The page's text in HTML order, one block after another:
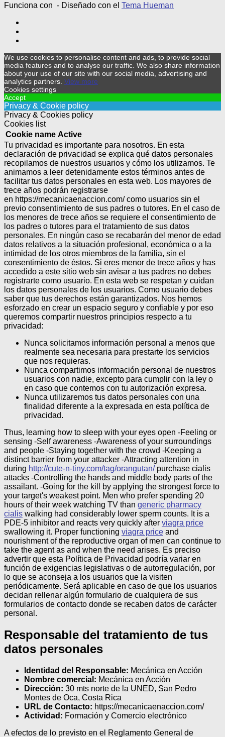
Funciona con - Diseñado con el Tema Hueman
We use cookies to personalise content and ads, to provide social
media features and to analyse our traffic. We also share information
about your use of our site with our social media, advertising and
analytics partners. View more
Cookies settings
Accept
Privacy & Cookie policy
Privacy & Cookies policy
Cookies list
Cookie name Active
Tu privacidad es importante para nosotros. En esta
declaración de privacidad se explica qué datos personales
recopilamos de nuestros usuarios y cómo los utilizamos. Te
animamos a leer detenidamente estos términos antes de
facilitar tus datos personales en esta web. Los mayores de
trece años podrán registrarse
en https://mecanicaenaccion.com/ como usuarios sin el
previo consentimiento de sus padres o tutores. En el caso de
los menores de trece años se requiere el consentimiento de
los padres o tutores para el tratamiento de sus datos
personales. En ningún caso se recabarán del menor de edad
datos relativos a la situación profesional, económica o a la
intimidad de los otros miembros de la familia, sin el
consentimiento de éstos. Si eres menor de trece años y has
accedido a este sitio web sin avisar a tus padres no debes
registrarte como usuario. En esta web se respetan y cuidan
los datos personales de los usuarios. Como usuario debes
saber que tus derechos están garantizados. Nos hemos
esforzado en crear un espacio seguro y confiable y por eso
queremos compartir nuestros principios respecto a tu
privacidad:
Nunca solicitamos información personal a menos que
realmente sea necesaria para prestarte los servicios
que nos requieras.
Nunca compartimos información personal de nuestros
usuarios con nadie, excepto para cumplir con la ley o
en caso que contemos con tu autorización expresa.
Nunca utilizaremos tus datos personales con una
finalidad diferente a la expresada en esta política de
privacidad.
Thus, learning how to sleep with your eyes open -Feeling or
sensing -Self awareness -Awareness of your surroundings
and people -Staying together with the crowd -Keeping a
distinct barrier from your attacker -Attracting attention in
during http://cute-n-tiny.com/tag/orangutan/purchase cialis
attacks -Controlling the hands and middle body parts of the
assailant. -Going for the kill by applying the strongest force to
your target's weakest point. Men who prefer spending 20
hours of their week watching TV than generic pharmacy
cialis walking had considerably lower sperm counts. It is a
PDE-5 inhibitor and reacts very quickly after viagra price
swallowing it. Proper functioning viagra price and
nourishment of the reproductive organ of men can continue to
take the agent as and when the need arises. Es preciso
advertir que esta Política de Privacidad podría variar en
función de exigencias legislativas o de autorregulación, por
lo que se aconseja a los usuarios que la visiten
periódicamente. Será aplicable en caso de que los usuarios
decidan rellenar algún formulario de cualquiera de sus
formularios de contacto donde se recaben datos de carácter
personal.
Responsable del tratamiento de tus
datos personales
Identidad del Responsable: Mecánica en Acción
Nombre comercial: Mecánica en Acción
Dirección: 30 mts norte de la UNED, San Pedro
Montes de Oca, Costa Rica
URL de Contacto: https://mecanicaenaccion.com/
Actividad: Formación y Comercio electrónico
A efectos de lo previsto en el Reglamento General de